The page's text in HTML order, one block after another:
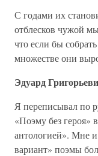
С годами их
отблесков чужой
что если бы
множестве они
Эдуард
Я переписывал по
«Поэму без героя»
антологией». Мне
вариант» поэмы